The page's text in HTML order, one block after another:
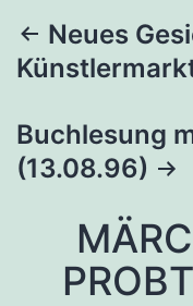
Neues
Buchlesung
(13.08.96)